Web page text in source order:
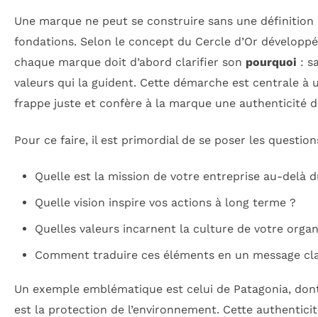
Une marque ne peut se construire sans une définition
fondations. Selon le concept du Cercle d’Or
chaque marque doit d’abord clarifier son pourquoi :
valeurs qui la guident. Cette démarche est centrale à
frappe juste et confère à la marque une authenticité
Pour ce faire, il est primordial de se poser les
Quelle est la mission de votre entreprise au-delà
Quelle vision inspire vos actions à long terme ?
Quelles valeurs incarnent la culture de votre
Comment traduire ces éléments en un message
Un exemple emblématique est celui de Patagonia,
est la protection de l’environnement. Cette